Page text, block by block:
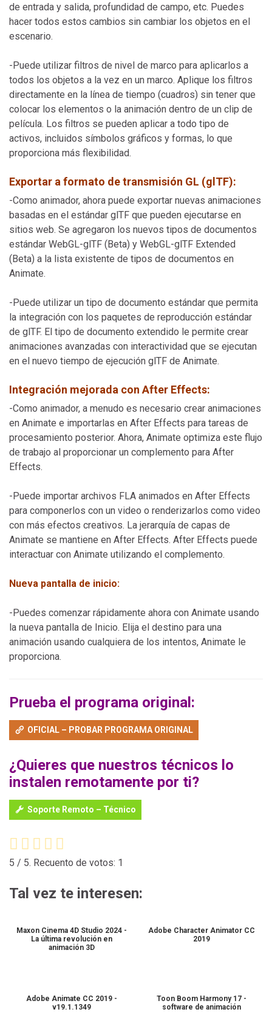
de entrada y salida, profundidad de campo, etc. Puedes
hacer todos estos cambios sin cambiar los objetos en el
escenario.
-Puede utilizar filtros de nivel de marco para aplicarlos a
todos los objetos a la vez en un marco. Aplique los filtros
directamente en la línea de tiempo (cuadros) sin tener que
colocar los elementos o la animación dentro de un clip de
película. Los filtros se pueden aplicar a todo tipo de
activos, incluidos símbolos gráficos y formas, lo que
proporciona más flexibilidad.
Exportar a formato de transmisión GL (glTF):
-Como animador, ahora puede exportar nuevas animaciones
basadas en el estándar glTF que pueden ejecutarse en
sitios web. Se agregaron los nuevos tipos de documentos
estándar WebGL-glTF (Beta) y WebGL-glTF Extended
(Beta) a la lista existente de tipos de documentos en
Animate.
-Puede utilizar un tipo de documento estándar que permita
la integración con los paquetes de reproducción estándar
de glTF. El tipo de documento extendido le permite crear
animaciones avanzadas con interactividad que se ejecutan
en el nuevo tiempo de ejecución glTF de Animate.
Integración mejorada con After Effects:
-Como animador, a menudo es necesario crear animaciones
en Animate e importarlas en After Effects para tareas de
procesamiento posterior. Ahora, Animate optimiza este flujo
de trabajo al proporcionar un complemento para After
Effects.
-Puede importar archivos FLA animados en After Effects
para componerlos con un video o renderizarlos como video
con más efectos creativos. La jerarquía de capas de
Animate se mantiene en After Effects. After Effects puede
interactuar con Animate utilizando el complemento.
Nueva pantalla de inicio:
-Puedes comenzar rápidamente ahora con Animate usando
la nueva pantalla de Inicio. Elija el destino para una
animación usando cualquiera de los intentos, Animate le
proporciona.
Prueba el programa original:
OFICIAL – PROBAR PROGRAMA ORIGINAL
¿Quieres que nuestros técnicos lo
instalen remotamente por ti?
Soporte Remoto – Técnico
5 / 5. Recuento de votos: 1
Tal vez te interesen:
Maxon Cinema 4D Studio 2024 -
La última revolución en
animación 3D
Adobe Character Animator CC
2019
Adobe Animate CC 2019 -
v19.1.1349
Toon Boom Harmony 17 -
software de animación